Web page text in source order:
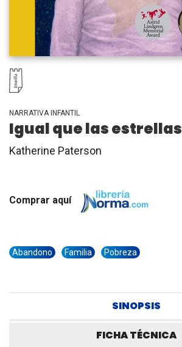
NARRATIVA INFANTIL
Igual que las estrellas
Katherine Paterson
Comprar aquí
Abandono Familia Pobreza
SINOPSIS
FICHA TÉCNICA